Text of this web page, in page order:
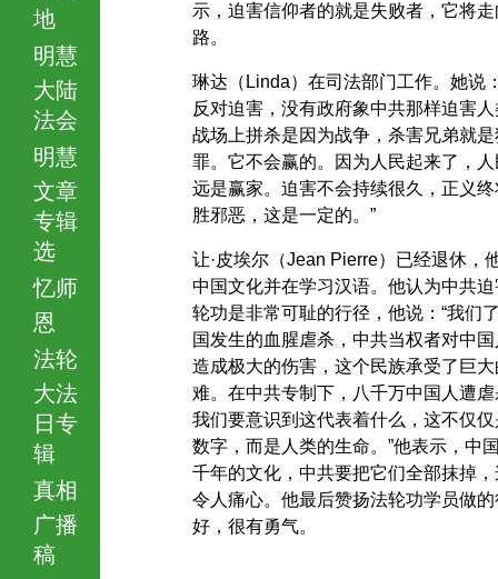
地
明慧
大陆
法会
明慧
文章
专辑
选
忆师
恩
法轮
大法
日专
辑
真相
广播
稿
示，迫害信仰者的就是失败者，它将走
路。
琳达（Linda）在司法部门工作。她说
反对迫害，没有政府象中共那样迫害
战场上拼杀是因为战争，杀害兄弟就是
罪。它不会赢的。因为人民起来了，人
远是赢家。迫害不会持续很久，正义终
胜邪恶，这是一定的。”
让·皮埃尔（Jean Pierre）已经退休，
中国文化并在学习汉语。他认为中共迫
轮功是非常可耻的行径，他说：“我们
国发生的血腥虐杀，中共当权者对中
造成极大的伤害，这个民族承受了巨大
难。在中共专制下，八千万中国人遭虐
我们要意识到这代表着什么，这不仅仅
数字，而是人类的生命。”他表示，中
千年的文化，中共要把它们全部抹掉，
令人痛心。他最后赞扬法轮功学员做的
好，很有勇气。